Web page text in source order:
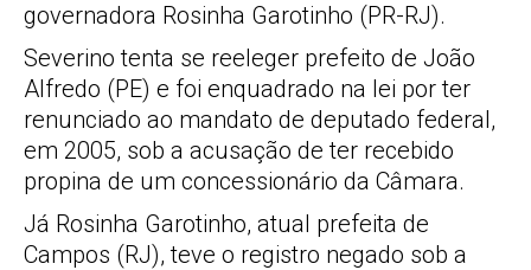
governadora Rosinha Garotinho (PR-RJ).
Severino tenta se reeleger prefeito de João
Alfredo (PE) e foi enquadrado na lei por ter
renunciado ao mandato de deputado federal,
em 2005, sob a acusação de ter recebido
propina de um concessionário da Câmara.
Já Rosinha Garotinho, atual prefeita de
Campos (RJ), teve o registro negado sob a